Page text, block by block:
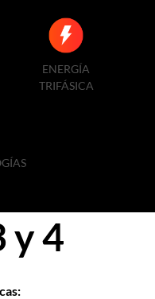
ENERGÍA
TRIFÁSICA
y 4